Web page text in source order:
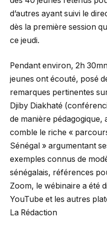
d’autres ayant suivi le
dès la première session
ce jeudi.
Pendant environ, 2h
jeunes ont écouté, posé
remarques pertinentes
Djiby Diakhaté
de manière pédagogique,
comble le riche «
Sénégal » argumentant
exemples connus de
sénégalais, références
Zoom, le wébinaire a été
YouTube et les autres
La Rédaction